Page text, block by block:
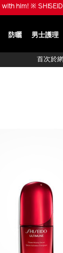
him! ※
防曬 男士護理
首次於